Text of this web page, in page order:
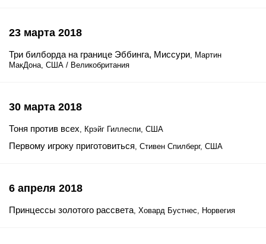
23 марта 2018
Три билборда на границе Эббинга, Миссури, Мартин
МакДона, США / Великобритания
30 марта 2018
Тоня против всех, Крэйг Гиллеспи, США
Первому игроку приготовиться, Стивен Спилберг, США
6 апреля 2018
Принцессы золотого рассвета, Ховард Бустнес, Норвегия